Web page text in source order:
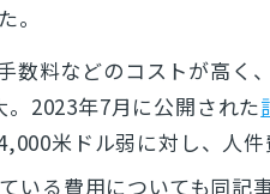
。
料などのコストが高く、
2023年7月に公開された
米ドル弱に対し、人件
いる費用についても同記